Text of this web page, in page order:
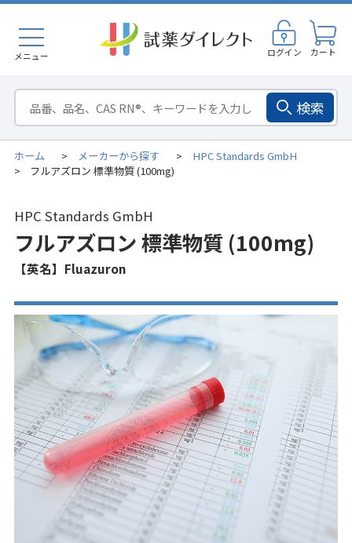
メニュー ログイン カート
検索
ホーム > メーカーから探す > HPC Standards GmbH
> フルアズロン 標準物質 (100mg)
HPC Standards GmbH
フルアズロン 標準物質 (100mg)
【英名】Fluazuron